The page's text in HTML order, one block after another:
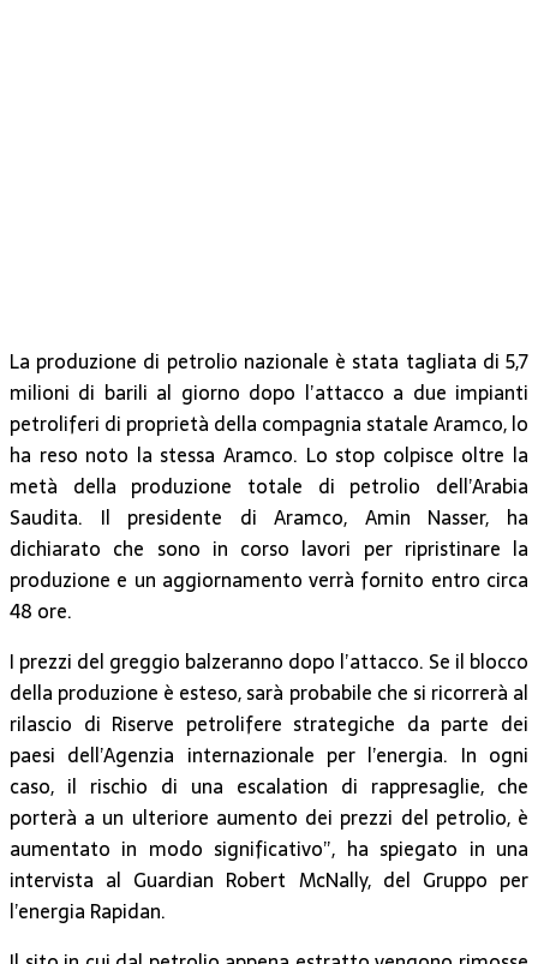
La produzione di petrolio nazionale è stata tagliata di 5,7
milioni di barili al giorno dopo l’attacco a due impianti
petroliferi di proprietà della compagnia statale Aramco, lo
ha reso noto la stessa Aramco. Lo stop colpisce oltre la
metà della produzione totale di petrolio dell’Arabia
Saudita. Il presidente di Aramco, Amin Nasser, ha
dichiarato che sono in corso lavori per ripristinare la
produzione e un aggiornamento verrà fornito entro circa
48 ore.
I prezzi del greggio balzeranno dopo l’attacco. Se il blocco
della produzione è esteso, sarà probabile che si ricorrerà al
rilascio di Riserve petrolifere strategiche da parte dei
paesi dell’Agenzia internazionale per l’energia. In ogni
caso, il rischio di una escalation di rappresaglie, che
porterà a un ulteriore aumento dei prezzi del petrolio, è
aumentato in modo significativo”, ha spiegato in una
intervista al Guardian Robert McNally, del Gruppo per
l’energia Rapidan.